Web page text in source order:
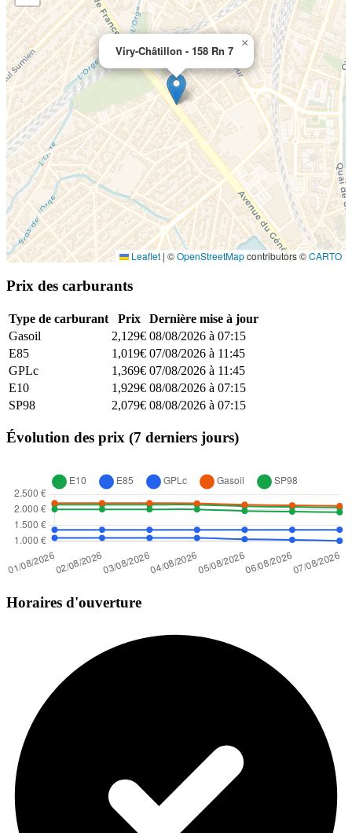
Viry-Châtillon - 158 Rn 7
×
Leaflet | ©OpenStreetMapcontributors ©CARTO
Prix des carburants
Type de carburant Prix
Dernière mise à jour
Gasoil
2,129€ 08/08/2026 à 07:15
E85
1,019€ 07/08/2026 à 11:45
GPLc
1,369€ 07/08/2026 à 11:45
E10
1,929€ 08/08/2026 à 07:15
SP98
2,079€ 08/08/2026 à 07:15
Évolution des prix (7 derniers jours)
Horaires d'ouverture